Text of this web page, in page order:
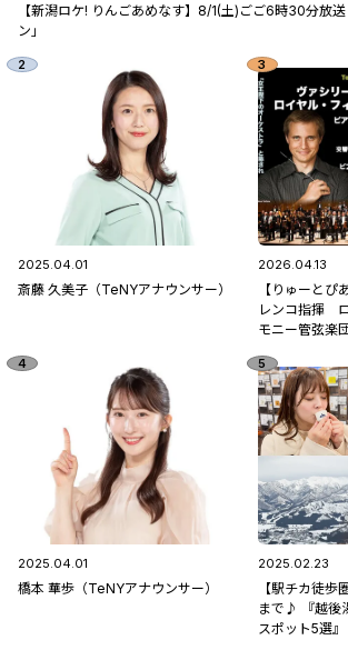
【新潟ロケ! りんごあめなす】8/1(土)ごご6時30分放
ン」
2025.04.01
斎藤 久美子（TeNYアナウンサー）
2026.04.13
【りゅーとぴ
レンコ指揮
モニー管弦楽
2025.04.01
橋本 華歩（TeNYアナウンサー）
2025.02.23
【駅チカ徒歩
まで♪ 『越後
スポット5選